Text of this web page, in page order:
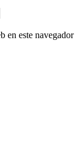
en este navegador